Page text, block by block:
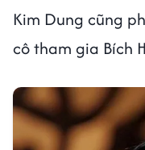
Kim Dung cũng
cô tham gia Bích